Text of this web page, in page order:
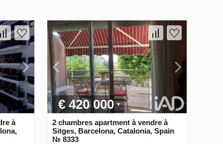
à
€ 420 000
2 chambres apartment à vendre à
Sitges, Barcelona, Catalonia, Spain
№ 8333